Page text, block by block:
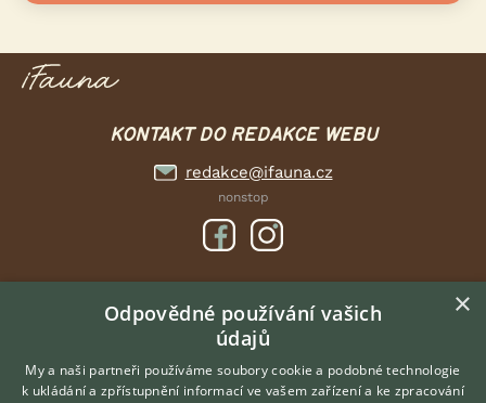
KONTAKT DO REDAKCE WEBU
redakce@ifauna.cz
nonstop
DOMOVSKÁ STRÁNKA
INZERCE
DISKUSE
ČLÁNKY
×
Odpovědné používání vašich
údajů
My a naši partneři používáme soubory cookie a podobné technologie
k ukládání a zpřístupnění informací ve vašem zařízení a ke zpracování